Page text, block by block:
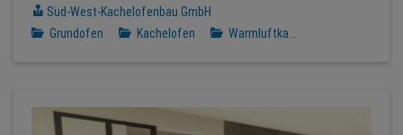
Süd-West-Kachelofenbau GmbH
Grundofen
Kachelofen Warmluftka...